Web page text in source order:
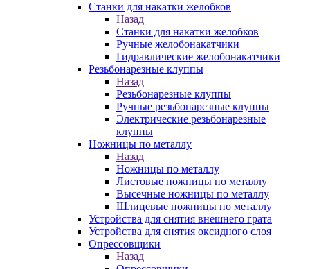
Станки для накатки желобков
Назад
Станки для накатки желобков
Ручные желобонакатчики
Гидравлические желобонакатчики
Резьбонарезные клуппы
Назад
Резьбонарезные клуппы
Ручные резьбонарезные клуппы
Электрические резьбонарезные
клуппы
Ножницы по металлу
Назад
Ножницы по металлу
Листовые ножницы по металлу
Высечные ножницы по металлу
Шлицевые ножницы по металлу
Устройства для снятия внешнего грата
Устройства для снятия оксидного слоя
Опрессовщики
Назад